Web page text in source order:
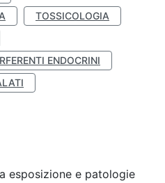
TOSSICOLOGIA
ENDOCRINI
esposizione e patologie